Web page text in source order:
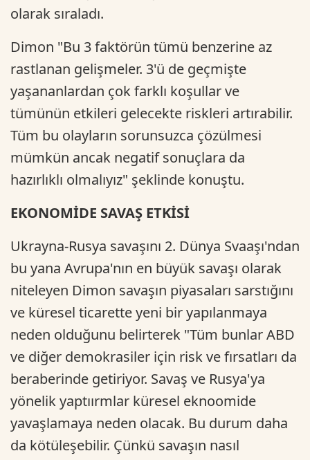
olarak sıraladı.
Dimon "Bu 3 faktörün tümü benzerine az
rastlanan gelişmeler. 3'ü de geçmişte
yaşananlardan çok farklı koşullar ve
tümünün etkileri gelecekte riskleri artırabilir.
Tüm bu olayların sorunsuzca çözülmesi
mümkün ancak negatif sonuçlara da
hazırlıklı olmalıyız" şeklinde konuştu.
EKONOMİDE SAVAŞ ETKİSİ
Ukrayna-Rusya savaşını 2. Dünya Svaaşı'ndan
bu yana Avrupa'nın en büyük savaşı olarak
niteleyen Dimon savaşın piyasaları sarstığını
ve küresel ticarette yeni bir yapılanmaya
neden olduğunu belirterek "Tüm bunlar ABD
ve diğer demokrasiler için risk ve fırsatları da
beraberinde getiriyor. Savaş ve Rusya'ya
yönelik yaptıırmlar küresel eknoomide
yavaşlamaya neden olacak. Bu durum daha
da kötüleşebilir. Çünkü savaşın nasıl